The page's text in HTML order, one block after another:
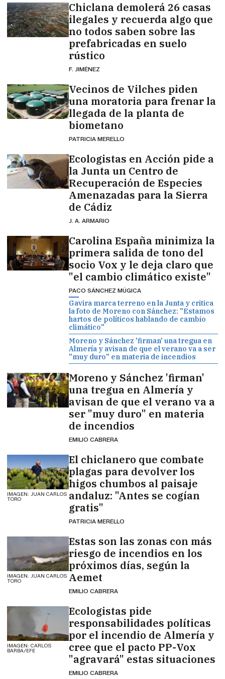
Chiclana demolerá 26 casas
ilegales y recuerda algo que
no todos saben sobre las
prefabricadas en suelo
rústico
F. JIMÉNEZ
Vecinos de Vilches piden
una moratoria para frenar la
llegada de la planta de
biometano
PATRICIA MERELLO
Ecologistas en Acción pide a
la Junta un Centro de
Recuperación de Especies
Amenazadas para la Sierra
de Cádiz
J. A. ARMARIO
Carolina España minimiza la
primera salida de tono del
socio Vox y le deja claro que
"el cambio climático existe"
PACO SÁNCHEZ MÚGICA
Gavira marca terreno en la Junta y critica
la foto de Moreno con Sánchez: "Estamos
hartos de políticos hablando de cambio
climático"
Moreno y Sánchez 'firman' una tregua en
Almería y avisan de que el verano va a ser
"muy duro" en materia de incendios
Moreno y Sánchez 'firman'
una tregua en Almería y
avisan de que el verano va a
ser "muy duro" en materia
de incendios
EMILIO CABRERA
IMAGEN: JUAN CARLOS
TORO
El chiclanero que combate
plagas para devolver los
higos chumbos al paisaje
andaluz: "Antes se cogían
gratis"
PATRICIA MERELLO
IMAGEN: JUAN CARLOS
TORO
Estas son las zonas con más
riesgo de incendios en los
próximos días, según la
Aemet
EMILIO CABRERA
IMAGEN: CARLOS
BARBA/EFE
Ecologistas pide
responsabilidades políticas
por el incendio de Almería y
cree que el pacto PP-Vox
"agravará" estas situaciones
EMILIO CABRERA